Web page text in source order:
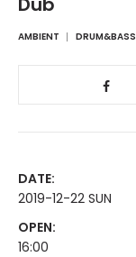
AMBIENT DRUM&BASS
DATE:
2019-12-22 SUN
OPEN:
16:00